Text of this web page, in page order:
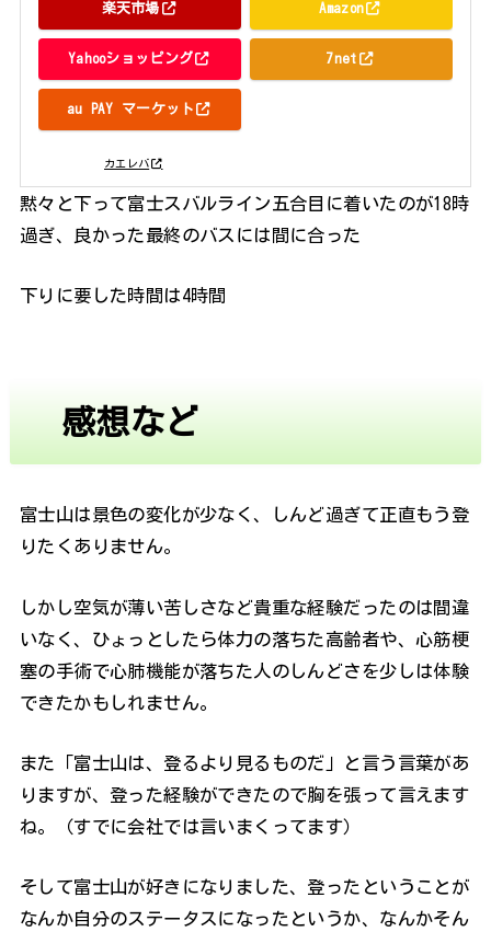
カエレバ
楽天市場 Amazon
Yahooショッピング 7net
au PAY マーケット
黙々と下って富士スバルライン五合目に着いたのが18時
過ぎ、良かった最終のバスには間に合った
下りに要した時間は4時間
感想など
富士山は景色の変化が少なく、しんど過ぎて正直もう登
りたくありません。
しかし空気が薄い苦しさなど貴重な経験だったのは間違
いなく、ひょっとしたら体力の落ちた高齢者や、心筋梗
塞の手術で心肺機能が落ちた人のしんどさを少しは体験
できたかもしれません。
また「富士山は、登るより見るものだ」と言う言葉があ
りますが、登った経験ができたので胸を張って言えます
ね。（すでに会社では言いまくってます）
そして富士山が好きになりました、登ったということが
なんか自分のステータスになったというか、なんかそん